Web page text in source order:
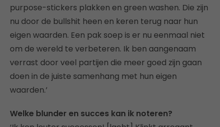
purpose-stickers plakken en green washen. Die zijn
nu door de bullshit heen en keren terug naar hun
eigen waarden. Een pak soep is er nu eenmaal niet
om de wereld te verbeteren. Ik ben aangenaam
verrast door veel partijen die meer goed zijn gaan
doen in de juiste samenhang met hun eigen
waarden.’
Welke blunder en succes kan ik noteren?